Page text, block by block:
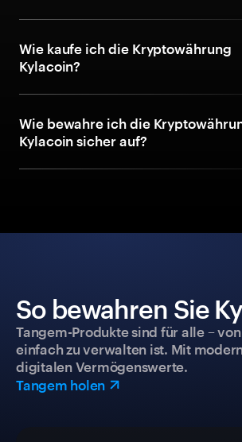
Wie kaufe ich die Kryptowährung
Kylacoin?
Wie bewahre ich die
Kylacoin sicher auf?
So bewahren Sie
Tangem-Produkte sind für alle –
einfach zu verwalten ist. Mit
digitalen Vermögenswerte.
Tangem holen